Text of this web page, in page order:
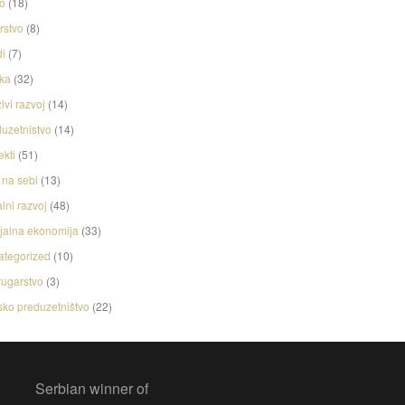
(8)
(7)
(32)
razvoj (14)
(14)
(51)
sebi (13)
razvoj (48)
ekonomija (33)
(10)
(3)
preduzetništvo (22)
Serbian winner of